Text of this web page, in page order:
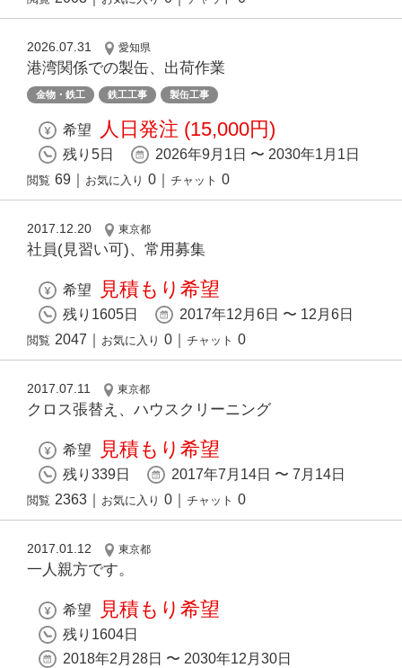
2026.07.31 愛知県
港湾関係での製缶、出荷作業
金物・鉄工 鉄工工事 製缶工事
希望 人日発注 (15,000円)
残り5日 2026年9月1日 〜 2030年1月1日
閲覧 69 お気に入り 0 チャット 0
2017.12.20 東京都
社員(見習い可)、常用募集
希望 見積もり希望
残り1605日 2017年12月6日 〜 12月6日
閲覧 2047 お気に入り 0 チャット 0
2017.07.11 東京都
クロス張替え、ハウスクリーニング
希望 見積もり希望
残り339日 2017年7月14日 〜 7月14日
閲覧 2363 お気に入り 0 チャット 0
2017.01.12 東京都
一人親方です。
希望 見積もり希望
残り1604日
2018年2月28日 〜 2030年12月30日